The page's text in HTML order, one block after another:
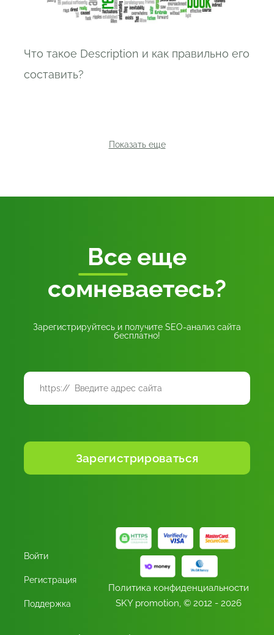
Что такое Description и как правильно его
составить?
Показать еще
Все еще
сомневаетесь?
Зарегистрируйтесь и получите SEO-анализ сайта
бесплатно!
Войти
Регистрация
Поддержка
Политика конфиденциальности
SKY promotion, © 2012 - 2026